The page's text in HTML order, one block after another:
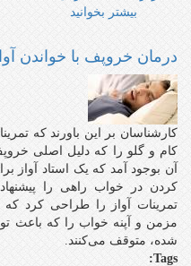
بیشتر بخوانید
راهی
برای
درصد
جامعه
به
اختلال‌های
ارتباطی
دچار
می‌شوند
درمان خروپف با خواندن
کارشناسان بر این باورند که
کام و گلو را که دلیل اصلی
آن بوجود آمد که یک استاد
کردن در خواب راهی را
تمرینات آواز را طراحی کرد
مزمن و آپنه خواب را که باعث
شده، متوقف می‌کنند.
Tags: